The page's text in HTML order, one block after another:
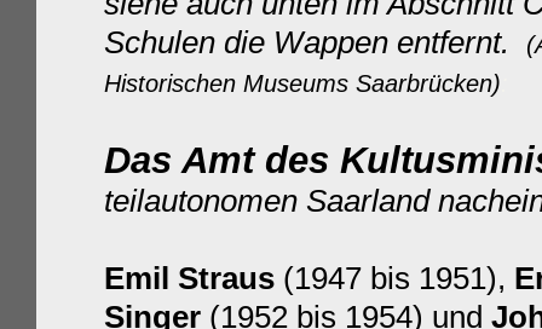
Schulen die Wappen entfernt.
Historischen Museums Saarbrücken)
Das Amt des
teilautonomen Saarland
Emil Straus (1947 bis 1951),
Singer (1952 bis 1954) und